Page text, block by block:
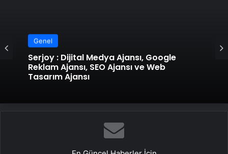
Genel
Serjoy : Dijital Medya Ajansı, Google
Reklam Ajansı, SEO Ajansı ve Web
Tasarım Ajansı
Genel
UETDS Nedir ? Uetds.com İle Akıllı Dijital
Taşımacılık Yazılımı